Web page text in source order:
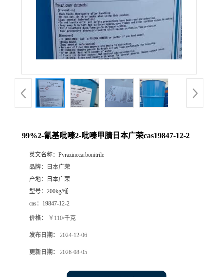
99%2-氰基吡嗪2-吡嗪甲腈日本广荣cas19847-12-2
英文名称： Pyrazinecarbonitrile
品牌：
日本广荣
产地：
日本广荣
型号： 200kg/桶
cas： 19847-12-2
价格： ￥110/千克
发布日期： 2024-12-06
更新日期： 2026-08-05